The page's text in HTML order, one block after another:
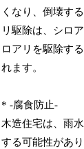
くなり、倒壊す
リ駆除は、シロ
ロアリを駆除す
れます。
* -腐食防止-
木造住宅は、雨
する可能性があ